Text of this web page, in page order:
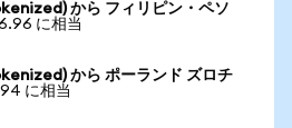
から フィリピン・ペソ
に相当
から ポーランド ズロチ
に相当